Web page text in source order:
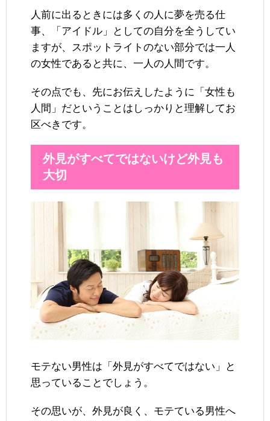
人前に出るときには多くの人に夢を売る仕
事、「アイドル」としての自分を全うしてい
ますが、スポットライトのない部分では一人
の女性であると共に、一人の人間です。
その点でも、先にお伝えしたように「女性も
人間」だということはしっかりと理解してお
区べきです。
外見がすべてではないけど外見も
大切
モテない男性は「外見がすべてではない」と
思っていることでしょう。
その思いが、外見が良く、モテている男性へ